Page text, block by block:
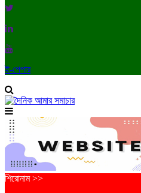
ই-পেপার
শিরোনাম >>